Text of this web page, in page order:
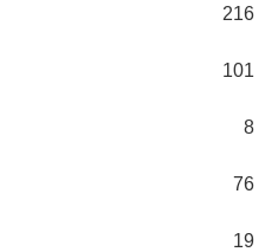
216
101
8
76
19